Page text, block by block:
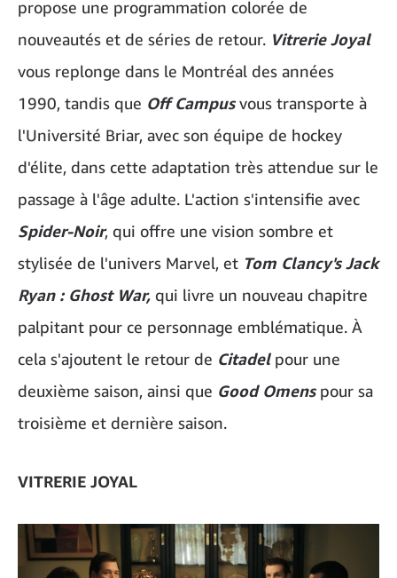
propose une programmation colorée de
nouveautés et de séries de retour. Vitrerie Joyal
vous replonge dans le Montréal des années
1990, tandis que Off Campusvous transporte à
l'Université Briar, avec son équipe de hockey
d'élite, dans cette adaptation très attendue sur le
passage à l'âge adulte. L'action s'intensifie avec
Spider-Noir, qui offre une vision sombre et
stylisée de l'univers Marvel, et Tom Clancy's Jack
Ryan : Ghost War, qui livre un nouveau chapitre
palpitant pour ce personnage emblématique. À
cela s'ajoutent le retour de Citadel pour une
deuxième saison, ainsi que Good Omenspour sa
troisième et dernière saison.
VITRERIE JOYAL